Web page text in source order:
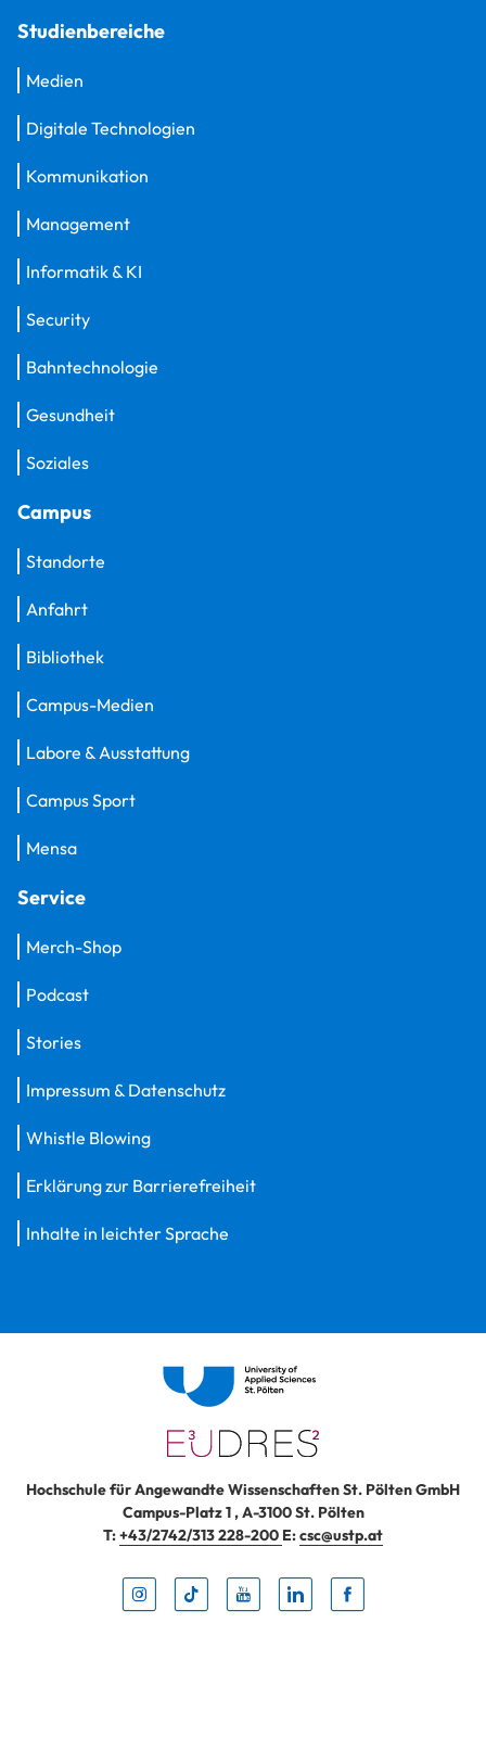
Studienbereiche
Medien
Digitale Technologien
Kommunikation
Management
Informatik & KI
Security
Bahntechnologie
Gesundheit
Soziales
Campus
Standorte
Anfahrt
Bibliothek
Campus-Medien
Labore & Ausstattung
Campus Sport
Mensa
Service
Merch-Shop
Podcast
Stories
Impressum & Datenschutz
Whistle Blowing
Erklärung zur Barrierefreiheit
Inhalte in leichter Sprache
Hochschule für Angewandte Wissenschaften St. Pölten GmbH
Campus-Platz 1,A-3100St. Pölten
T:+43/2742/313 228-200 E:csc@ustp.at